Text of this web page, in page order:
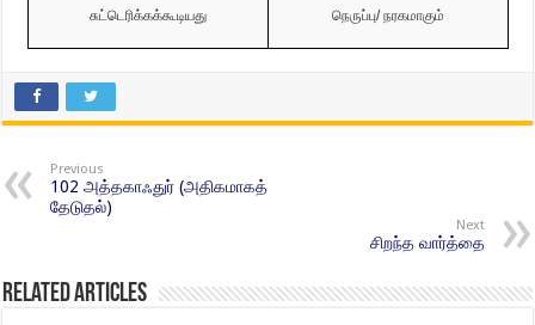
சுட்டெரிக்கக்கூடியது நெருப்பு/ நரகமாகும்
Previous
102 அத்தகாஃதுர் (அதிகமாகத்
தேடுதல்)
Next
சிறந்த வார்த்தை
Related Articles